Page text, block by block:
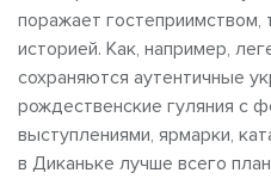
поражает гостеприимством,
историей. Как, например,
сохраняются аутентичные
рождественские гуляния с
выступлениями, ярмарки,
в Диканьке лучше всего